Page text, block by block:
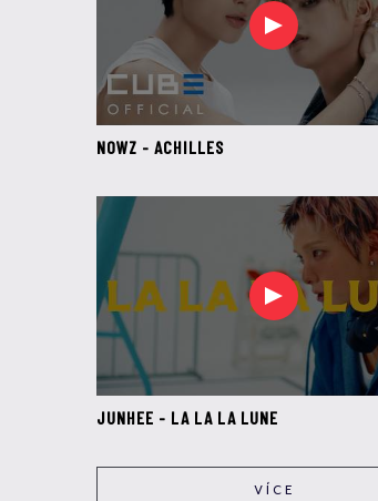
NOWZ - ACHILLES
JUNHEE - LA LA LA LUNE
VÍCE